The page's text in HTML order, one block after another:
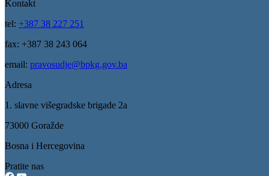
Kontakt
tel: +387 38 227 251
fax: +387 38 243 064
email: pravosudje@bpkg.gov.ba
Adresa
1. slavne višegradske brigade 2a
73000 Goražde
Bosna i Hercegovina
Pratite nas